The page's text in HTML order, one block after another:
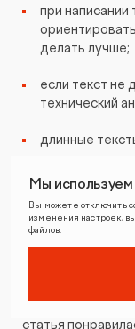
при
делать лучше;
если текст
технический
длинные
несколько
навигацию по
тексты
графическими
посетителей
статья
Мы
Вы можете отключить
изменения настроек,
файлов.